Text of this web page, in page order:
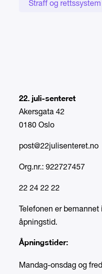
Straff og rettssystem
22. juli-senteret
Akersgata 42
0180 Oslo
post@22julisenteret.no
Org.nr.: 922727457
22 24 22 22
Telefonen er
åpningstid.
Åpningstider:
Mandag-onsdag og